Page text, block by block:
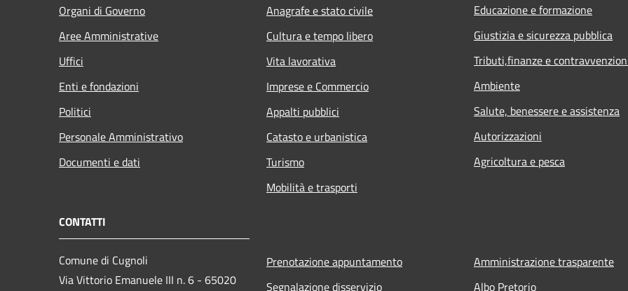
Organi di Governo
Aree Amministrative
Uffici
Enti e fondazioni
Politici
Personale Amministrativo
Documenti e dati
Anagrafe e stato civile
Cultura e tempo libero
Vita lavorativa
Imprese e Commercio
Appalti pubblici
Catasto e urbanistica
Turismo
Mobilità e trasporti
Educazione e formazione
Giustizia e sicurezza pubblica
Tributi,finanze e
Ambiente
Salute, benessere e assistenza
Autorizzazioni
Agricoltura e pesca
CONTATTI
Comune di Cugnoli
Via Vittorio Emanuele III n. 6 - 65020
Prenotazione appuntamento
Segnalazione disservizio
Amministrazione trasparente
Albo Pretorio